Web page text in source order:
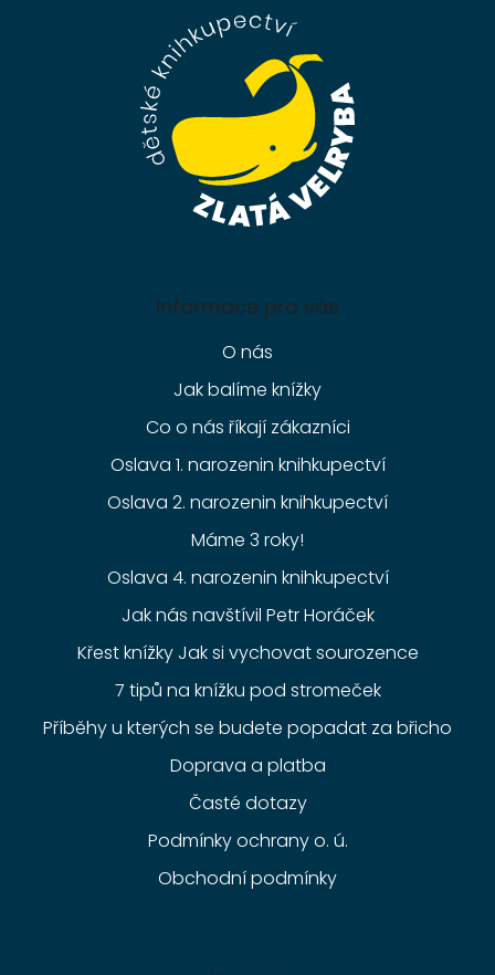
Informace pro vás
O nás
Jak balíme knížky
Co o nás říkají zákazníci
Oslava 1. narozenin knihkupectví
Oslava 2. narozenin knihkupectví
Máme 3 roky!
Oslava 4. narozenin knihkupectví
Jak nás navštívil Petr Horáček
Křest knížky Jak si vychovat sourozence
7 tipů na knížku pod stromeček
Příběhy u kterých se budete popadat za břicho
Doprava a platba
Časté dotazy
Podmínky ochrany o. ú.
Obchodní podmínky